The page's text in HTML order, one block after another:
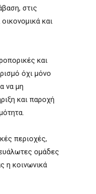
στις
και
και
όχι μόνο
να μη
και παροχή
περιοχές,
ευάλωτες ομάδες
η κοινωνικά